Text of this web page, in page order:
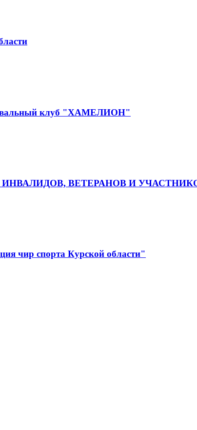
клуб "ХАМЕЛИОН"
ВЕТЕРАНОВ И
чир спорта Курской области"